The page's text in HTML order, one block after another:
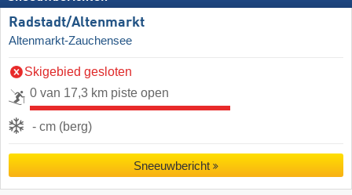
Radstadt/​Altenmarkt
Altenmarkt-Zauchensee
Skigebied gesloten
0 van 17,3 km piste open
- cm (berg)
Sneeuwbericht